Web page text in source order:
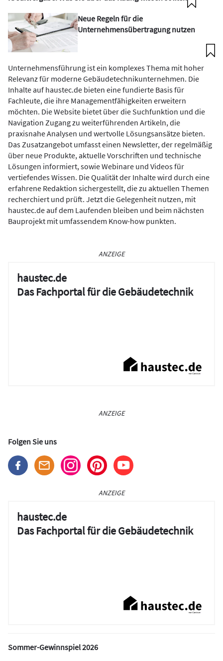
Neue Regeln für die
Unternehmensübertragung nutzen
Unternehmensführung ist ein komplexes Thema mit hoher
Relevanz für moderne Gebäudetechnikunternehmen. Die
Inhalte auf haustec.de bieten eine fundierte Basis für
Fachleute, die ihre Managementfähigkeiten erweitern
möchten. Die Website bietet über die Suchfunktion und die
Navigation Zugang zu weiterführenden Artikeln, die
praxisnahe Analysen und wertvolle Lösungsansätze bieten.
Das Zusatzangebot umfasst einen Newsletter, der regelmäßig
über neue Produkte, aktuelle Vorschriften und technische
Lösungen informiert, sowie Webinare und Videos für
vertiefendes Wissen. Die Qualität der Inhalte wird durch eine
erfahrene Redaktion sichergestellt, die zu aktuellen Themen
recherchiert und prüft. Jetzt die Gelegenheit nutzen, mit
haustec.de auf dem Laufenden bleiben und beim nächsten
Bauprojekt mit umfassendem Know-how punkten.
ANZEIGE
haustec.de
Das Fachportal für die Gebäudetechnik
ANZEIGE
Folgen Sie uns
ANZEIGE
haustec.de
Das Fachportal für die Gebäudetechnik
Sommer-Gewinnspiel 2026